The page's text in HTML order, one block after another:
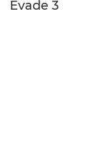
Evade 3